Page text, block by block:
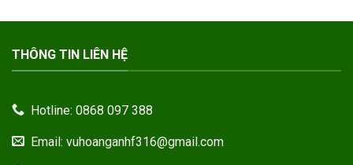
THÔNG TIN LIÊN HỆ
Hotline: 0868 097 388
Email: vuhoanganhf316@gmail.com